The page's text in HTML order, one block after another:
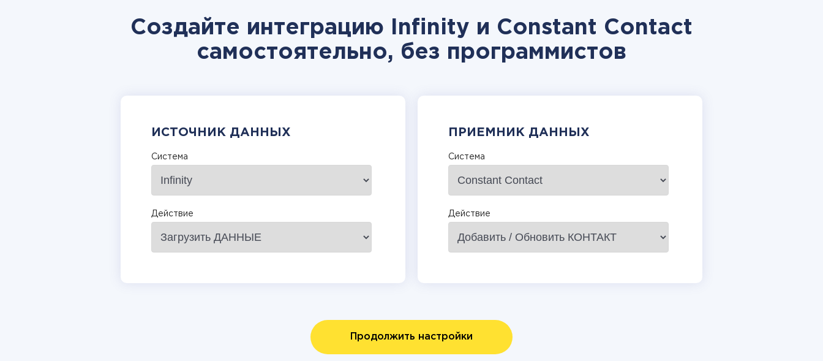
Создайте интеграцию Infinity и Constant Contact
самостоятельно, без программистов
ИСТОЧНИК ДАННЫХ
Система
Действие
ПРИЕМНИК ДАННЫХ
Система
Действие
Продолжить настройки